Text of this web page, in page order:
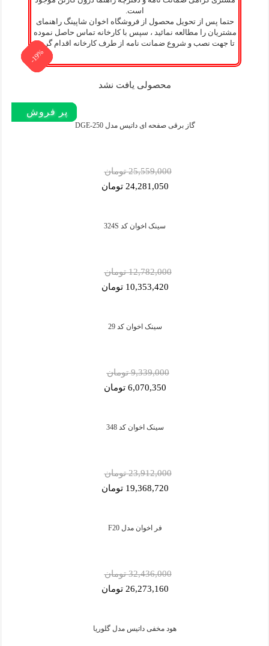
است.
حتما پس از تحویل محصول از فروشگاه اخوان شاپینگ راهنمای
مشتریان را مطالعه نمائید ، سپس با کارخانه تماس حاصل نموده
تا جهت نصب و شروع ضمانت نامه از طرف کارخانه اقدام گردد.
محصولی یافت نشد
گاز برقی صفحه ای داتیس مدل DGE-250
-5%
25,559,000 تومان
24,281,050 تومان
سینک اخوان کد 324S
-19%
12,782,000 تومان
10,353,420 تومان
پر فروش‌
سینک اخوان کد 29
-35%
9,339,000 تومان
6,070,350 تومان
سینک اخوان کد 348
-19%
23,912,000 تومان
19,368,720 تومان
فر اخوان مدل F20
-19%
32,436,000 تومان
26,273,160 تومان
هود مخفی داتیس مدل گلوریا
-5%
پر فروش‌
-19%
پر فروش‌
-5%
-19%
-5%
-5%
-19%